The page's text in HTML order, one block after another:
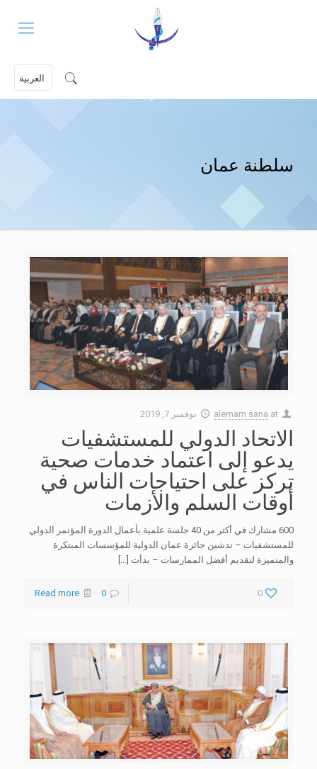
العربية
سلطنة عمان
alemam sana at نوفمبر 7, 2019
الاتحاد الدولي للمستشفيات
يدعو إلى اعتماد خدمات صحية
تركز على احتياجات الناس في
أوقات السلم والأزمات
600 مشارك في أكثر من 40 جلسة علمية بأعمال الدورة المؤتمر الدولي
للمستشفيات – تدشين جائزة عمان الدولية للمؤسسات المبتكرة
والمتميزة لتقديم أفضل الممارسات – بدأت […]
0
0
Read more